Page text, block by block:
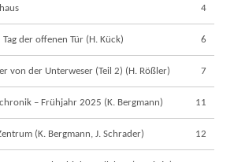
4
der offenen Tür (H. Kück) 6
von der Unterweser (Teil 2) (H. Rößler) 7
– Frühjahr 2025 (K. Bergmann) 11
(K. Bergmann, J. Schrader) 12